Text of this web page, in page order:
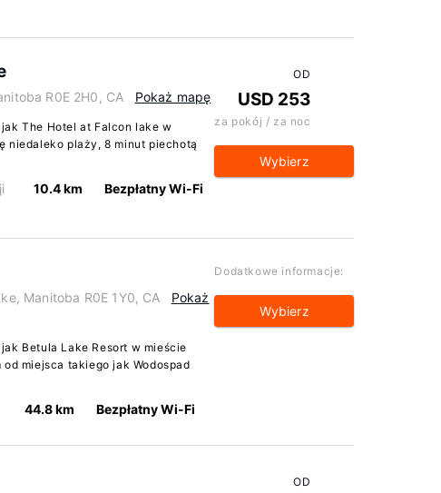
R0E 2H0, CA Pokaż mapę
The Hotel at Falcon lake w
niedaleko plaży, 8 minut piechotą
10.4 km Bezpłatny Wi-Fi
OD
USD 253
za pokój / za noc
Wybierz
Manitoba R0E 1Y0, CA
Pokaż
Betula Lake Resort w mieście
miejsca takiego jak Wodospad
44.8 km Bezpłatny Wi-Fi
Dodatkowe informacje:
Wybierz
OD